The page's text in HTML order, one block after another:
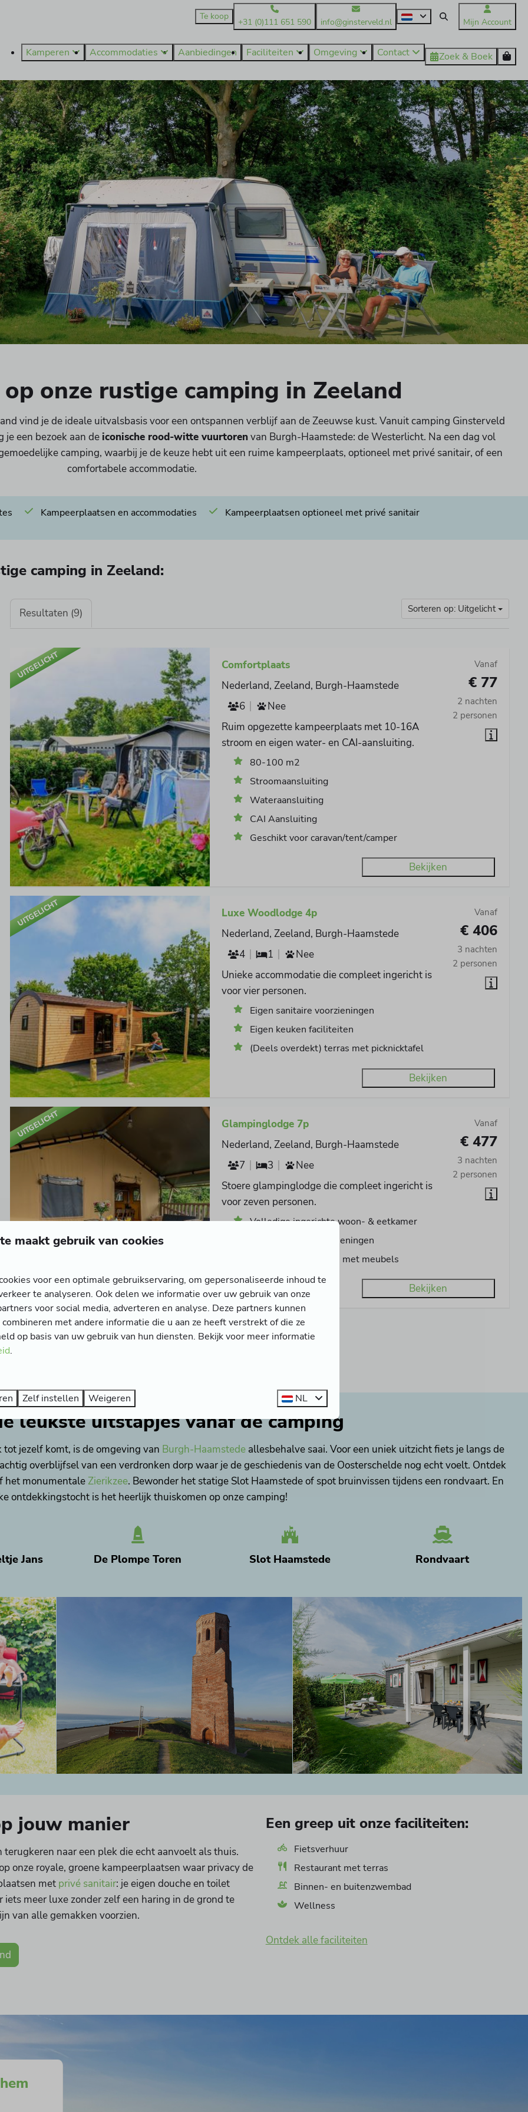
Te koop
+31 (0)111 651 590 info@ginsterveld.nl Mijn Account
Kamperen Accommodaties Aanbiedingen Faciliteiten Omgeving Contact Zoek & Boek
onze rustige camping in Zeeland
vind je de ideale uitvalsbasis voor een ontspannen verblijf aan de Zeeuwse kust. Vanuit camping Ginsterveld
je een bezoek aan de iconische rood-witte vuurtorenvan Burgh-Haamstede: de Westerlicht. Na een dag vol
camping, waarbij je de keuze hebt uit een ruime kampeerplaats, optioneel met privé sanitair, of een
comfortabele accommodatie.
Kampeerplaatsen en accommodaties Kampeerplaatsen optioneel met privé sanitair
camping in Zeeland:
Sorteren op: Uitgelicht
Resultaten (9)
UITGELICHT Vanaf
€ 77
2 nachten
2 personen
Comfortplaats
Nederland, Zeeland, Burgh-Haamstede
6
Nee
Ruim opgezette kampeerplaats met 10-16A
stroom en eigen water- en CAI-aansluiting.
80-100 m2
Stroomaansluiting
Wateraansluiting
CAI Aansluiting
Geschikt voor caravan/tent/camper
Bekijken
UITGELICHT Vanaf
€ 406
3 nachten
2 personen
Luxe Woodlodge 4p
Nederland, Zeeland, Burgh-Haamstede
4
1
Nee
Unieke accommodatie die compleet ingericht is
voor vier personen.
Eigen sanitaire voorzieningen
Eigen keuken faciliteiten
(Deels overdekt) terras met picknicktafel
Bekijken
UITGELICHT Vanaf
€ 477
3 nachten
2 personen
Glampinglodge 7p
Nederland, Zeeland, Burgh-Haamstede
7
3
Nee
Stoere glampinglodge die compleet ingericht is
voor zeven personen.
Volledige ingerichte woon- & eetkamer
Eigen sanitaire voorzieningen
Ruim overdekt terras met meubels
Bekijken
leukste uitstapjes vanaf de camping
jezelf komt, is de omgeving van Burgh-Haamstedeallesbehalve saai. Voor een uniek uitzicht fiets je langs de
overblijfsel van een verdronken dorp waar je de geschiedenis van de Oosterschelde nog echt voelt. Ontdek
het monumentale Zierikzee. Bewonder het statige Slot Haamstede of spot bruinvissen tijdens een rondvaart. En
ontdekkingstocht is het heerlijk thuiskomen op onze camping!
Jans De Plompe Toren Slot Haamstede Rondvaart
jouw manier
naar een plek die echt aanvoelt als thuis.
onze royale, groene kampeerplaatsen waar privacy de
met privé sanitair: je eigen douche en toilet
meer luxe zonder zelf een haring in de grond te
van alle gemakken voorzien.
Een greep uit onze faciliteiten:
Fietsverhuur
Restaurant met terras
Binnen- en buitenzwembad
Wellness
Ontdek alle faciliteiten
maakt gebruik van cookies
voor een optimale gebruikservaring, om gepersonaliseerde inhoud te
te analyseren. Ook delen we informatie over uw gebruik van onze
voor social media, adverteren en analyse. Deze partners kunnen
met andere informatie die u aan ze heeft verstrekt of die ze
op basis van uw gebruik van hun diensten. Bekijk voor meer informatie
.
Zelf instellen Weigeren NL